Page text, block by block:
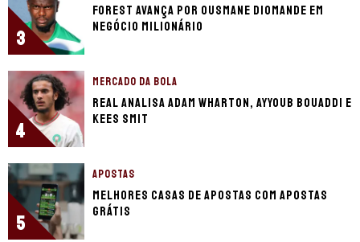
3
Forest avança por Ousmane Diomande em
negócio milionário
4
MERCADO DA BOLA
Real analisa Adam Wharton, Ayyoub Bouaddi e
Kees Smit
5
APOSTAS
Melhores casas de apostas com apostas
grátis